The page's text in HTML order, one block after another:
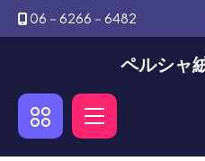
06－6266－6482
ペルシャ